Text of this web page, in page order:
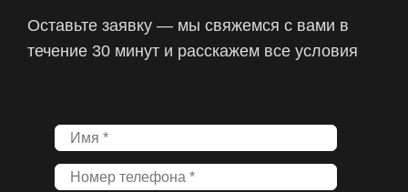
Оставьте заявку — мы свяжемся с вами в
течение 30 минут и расскажем все условия